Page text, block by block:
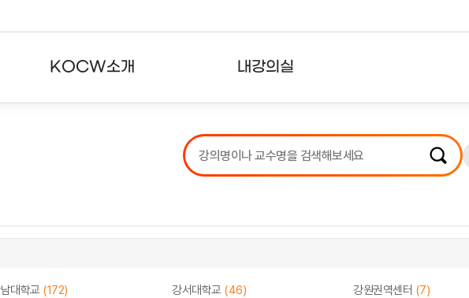
KOCW소개 내강의실
강의리스트
수강확인증강의
대학교 (172) 강서대학교 (46) 강원권역센터 (7)